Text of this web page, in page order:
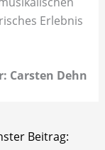
Erlebnis
Carsten Dehn
Beitrag: